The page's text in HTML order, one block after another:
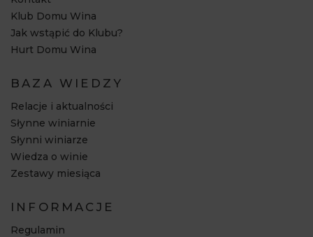
Klub Domu Wina
Jak wstąpić do Klubu?
Hurt Domu Wina
BAZA WIEDZY
Relacje i aktualności
Słynne winiarnie
Słynni winiarze
Wiedza o winie
Zestawy miesiąca
INFORMACJE
Regulamin